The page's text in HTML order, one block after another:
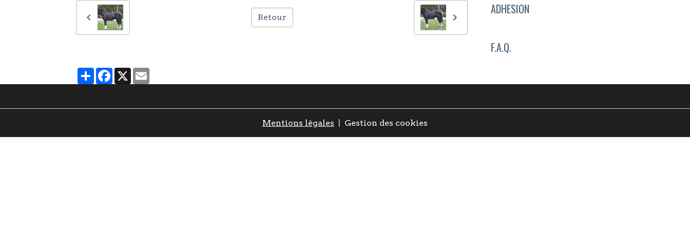
Retour
PartagerFacebook
X
ADHESION
F.A.Q.
Mentions légales Gestion des cookies